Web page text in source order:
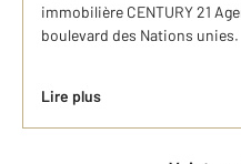
immobilière CENTURY 21
boulevard des Nations unies.
Lire plus